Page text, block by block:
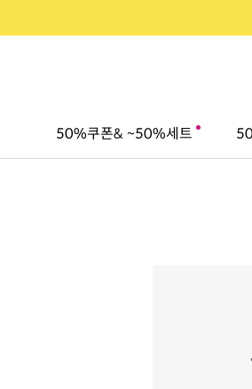
50%쿠폰& ~50%세트